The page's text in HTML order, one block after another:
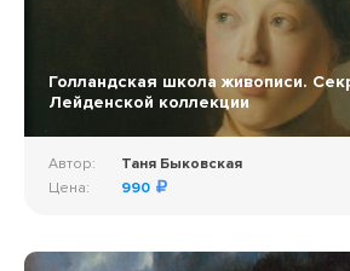
Голландская школа живописи.
Лейденской коллекции
Автор:
Таня Быковская
Цена:
990